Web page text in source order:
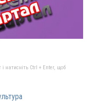
натисніть Ctrl + Enter, щоб